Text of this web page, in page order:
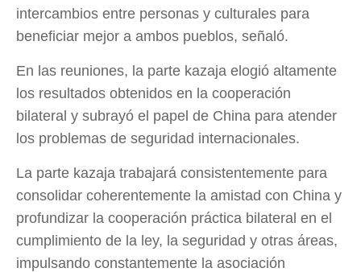
intercambios entre personas y culturales para
beneficiar mejor a ambos pueblos, señaló.
En las reuniones, la parte kazaja elogió altamente
los resultados obtenidos en la cooperación
bilateral y subrayó el papel de China para atender
los problemas de seguridad internacionales.
La parte kazaja trabajará consistentemente para
consolidar coherentemente la amistad con China y
profundizar la cooperación práctica bilateral en el
cumplimiento de la ley, la seguridad y otras áreas,
impulsando constantemente la asociación